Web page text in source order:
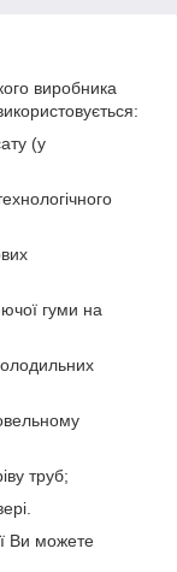
виробника
:
(у
гуми на
труб;
Ви можете